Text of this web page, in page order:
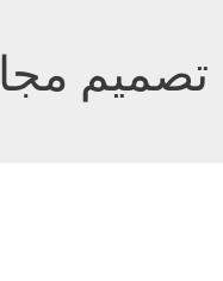
تصميم